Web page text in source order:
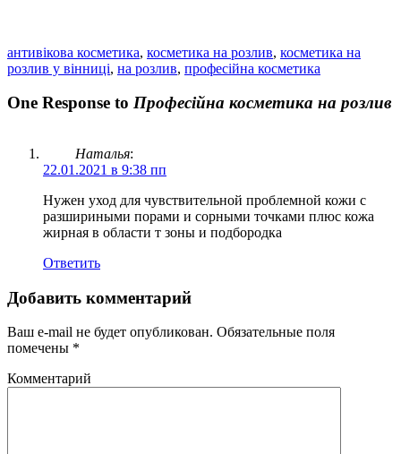
антивікова косметика, косметика на розлив, косметика на
розлив у вінниці, на розлив, професійна косметика
One Response to Професійна косметика на розлив
Наталья:
22.01.2021 в 9:38 пп
Нужен уход для чувствительной проблемной кожи с
разшириными порами и сорными точками плюс кожа
жирная в области т зоны и подбородка
Ответить
Добавить комментарий
Ваш e-mail не будет опубликован. Обязательные поля
помечены *
Комментарий